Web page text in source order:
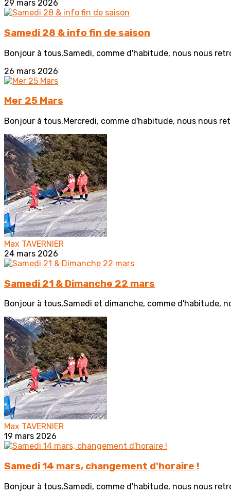
29 mars 2026
Samedi 28 & info fin de saison
Bonjour à tous,Samedi, comme d'habitude, nous nous
26 mars 2026
Mer 25 Mars
Bonjour à tous,Mercredi, comme d'habitude, nous nous
Max TAVERNIER
24 mars 2026
Samedi 21 & Dimanche 22 mars
Bonjour à tous,Samedi et dimanche, comme d'habitude,
Max TAVERNIER
19 mars 2026
Samedi 14 mars, changement d'horaire !
Bonjour à tous,Samedi, comme d'habitude, nous nous